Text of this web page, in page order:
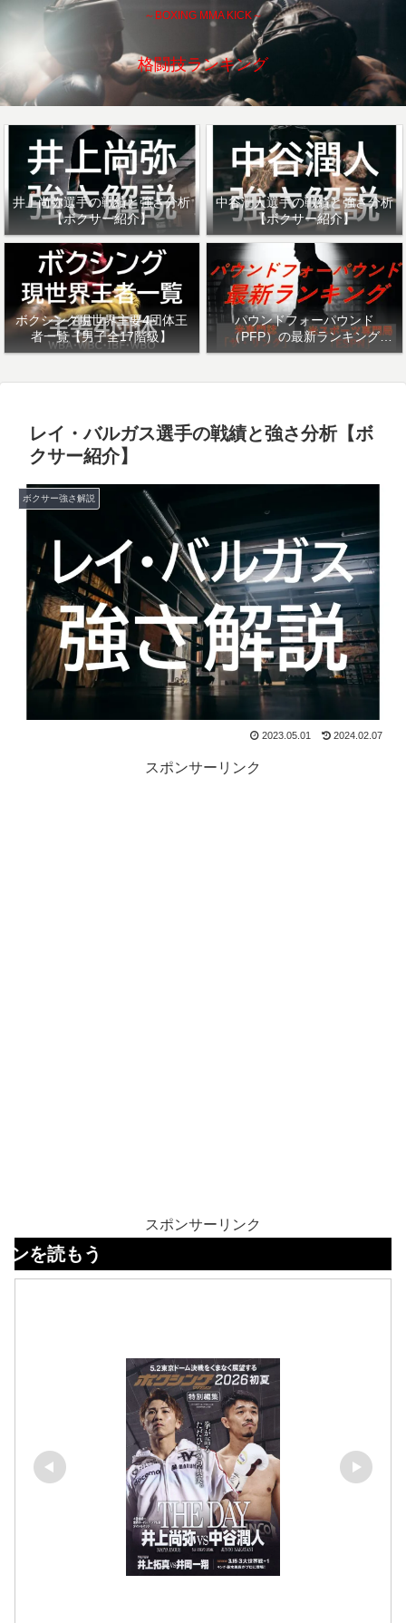
～BOXING MMA KICK～
格闘技ランキング
井上尚弥選手の戦績と強さ分析
【ボクサー紹介】
中谷潤人選手の戦績と強さ分析
【ボクサー紹介】
ボクシング現世界主要4団体王
者一覧【男子全17階級】
パウンドフォーパウンド
（PFP）の最新ランキング
「ザ・リング」・「ESPN」を
レイ・バルガス選手の戦績と強さ分析【ボ
クサー紹介】
ボクサー強さ解説
2023.05.01 2024.02.07
スポンサーリンク
スポンサーリンク